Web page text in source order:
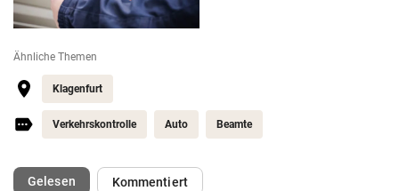
Ähnliche Themen
Klagenfurt
Verkehrskontrolle Auto Beamte
Gelesen(ausgewählt)Kommentiert